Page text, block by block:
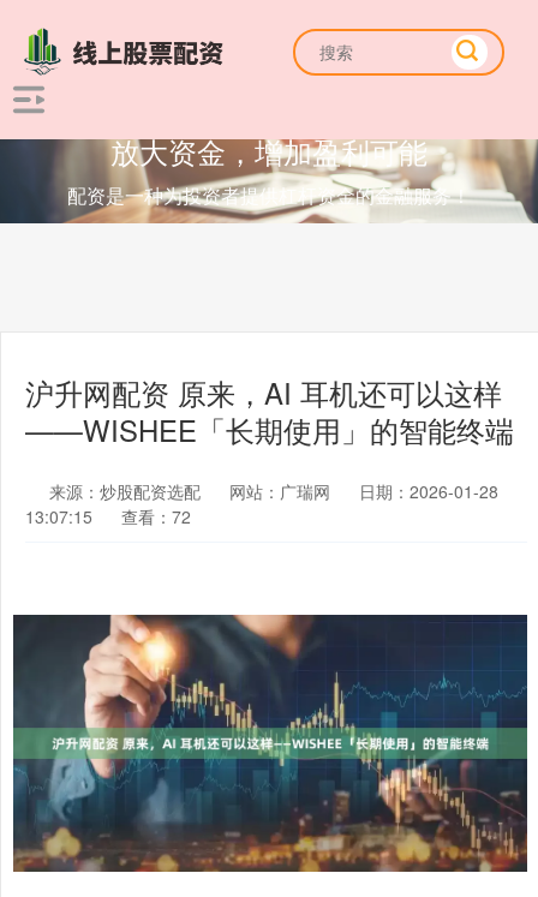
放大资金，增加盈利可能
配资是一种为投资者提供杠杆资金的金融服务！
沪升网配资 原来，AI 耳机还可以这样
——WISHEE「长期使用」的智能终端
来源：炒股配资选配 网站：广瑞网
日期：2026-01-28
13:07:15
查看：72